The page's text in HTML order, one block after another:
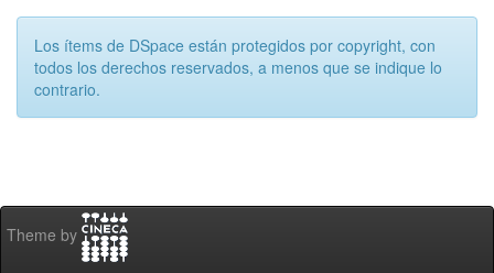
Los ítems de DSpace están protegidos por copyright, con
todos los derechos reservados, a menos que se indique lo
contrario.
Theme by